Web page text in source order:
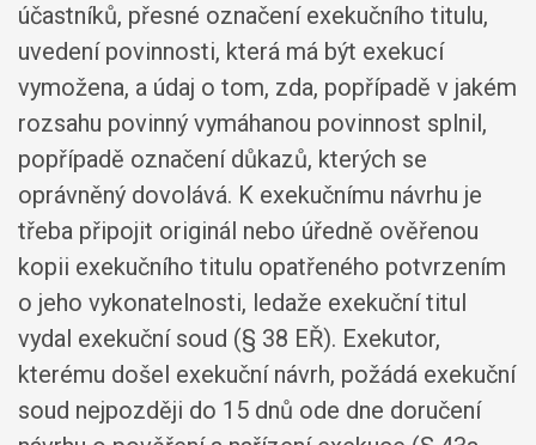
účastníků, přesné označení exekučního titulu,
uvedení povinnosti, která má být exekucí
vymožena, a údaj o tom, zda, popřípadě v jakém
rozsahu povinný vymáhanou povinnost splnil,
popřípadě označení důkazů, kterých se
oprávněný dovolává. K exekučnímu návrhu je
třeba připojit originál nebo úředně ověřenou
kopii exekučního titulu opatřeného potvrzením
o jeho vykonatelnosti, ledaže exekuční titul
vydal exekuční soud (§ 38 EŘ). Exekutor,
kterému došel exekuční návrh, požádá exekuční
soud nejpozději do 15 dnů ode dne doručení